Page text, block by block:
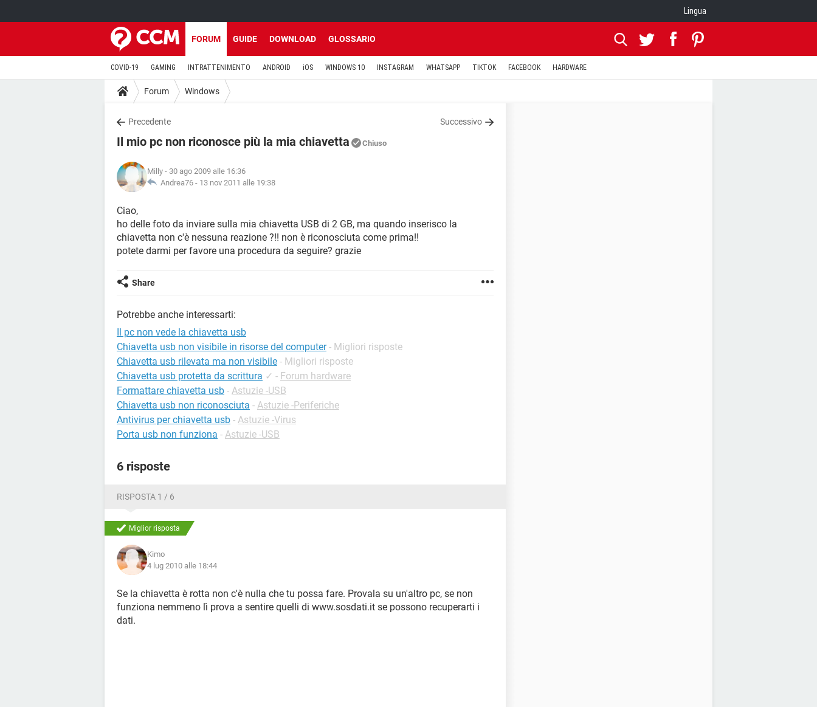
Lingua
FORUM GUIDE DOWNLOAD GLOSSARIO
COVID-19 GAMING INTRATTENIMENTO ANDROID iOS WINDOWS 10 INSTAGRAM WHATSAPP TIKTOK FACEBOOK HARDWARE
Forum Windows
Precedente Successivo
Il mio pc non riconosce più la mia chiavetta Chiuso
Milly - 30 ago 2009 alle 16:36
Andrea76 - 13 nov 2011 alle 19:38
Ciao,
ho delle foto da inviare sulla mia chiavetta USB di 2 GB, ma quando inserisco la
chiavetta non c'è nessuna reazione ?!! non è riconosciuta come prima!!
potete darmi per favore una procedura da seguire? grazie
Share
Potrebbe anche interessarti:
Il pc non vede la chiavetta usb
Chiavetta usb non visibile in risorse del computer - Migliori risposte
Chiavetta usb rilevata ma non visibile - Migliori risposte
Chiavetta usb protetta da scrittura ✓ - Forum hardware
Formattare chiavetta usb - Astuzie -USB
Chiavetta usb non riconosciuta - Astuzie -Periferiche
Antivirus per chiavetta usb - Astuzie -Virus
Porta usb non funziona - Astuzie -USB
6 risposte
RISPOSTA 1 / 6
Miglior risposta
Kimo
4 lug 2010 alle 18:44
Se la chiavetta è rotta non c'è nulla che tu possa fare. Provala su un'altro pc, se non
funziona nemmeno lì prova a sentire quelli di www.sosdati.it se possono recuperarti i
dati.